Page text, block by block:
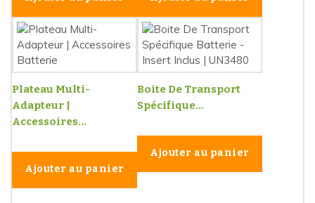
Plateau Multi-
Adapteur |
Accessoires...
Ajouter au panier
Boite De Transport
Spécifique...
Ajouter au panier